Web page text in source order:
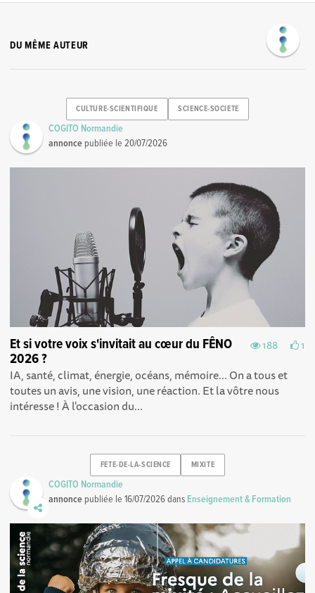
DU MÊME AUTEUR
CULTURE-SCIENTIFIQUE SCIENCE-SOCIETE
COGITO Normandie
annonce publiée le20/07/2026
188 1
Et si votre voix s'invitait au cœur du FÊNO
2026 ?
IA, santé, climat, énergie, océans, mémoire... On a tous et
toutes un avis, une vision, une réaction. Et la vôtre nous
intéresse ! À l'occasion du...
FETE-DE-LA-SCIENCE MIXITE
COGITO Normandie
annonce publiée le16/07/2026dans Enseignement & Formation